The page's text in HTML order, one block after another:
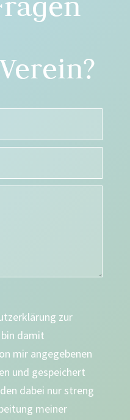
zur
damit
mir angegebenen
und gespeichert
dabei nur streng
meiner